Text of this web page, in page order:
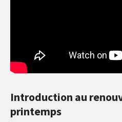
Introduction au
printemps